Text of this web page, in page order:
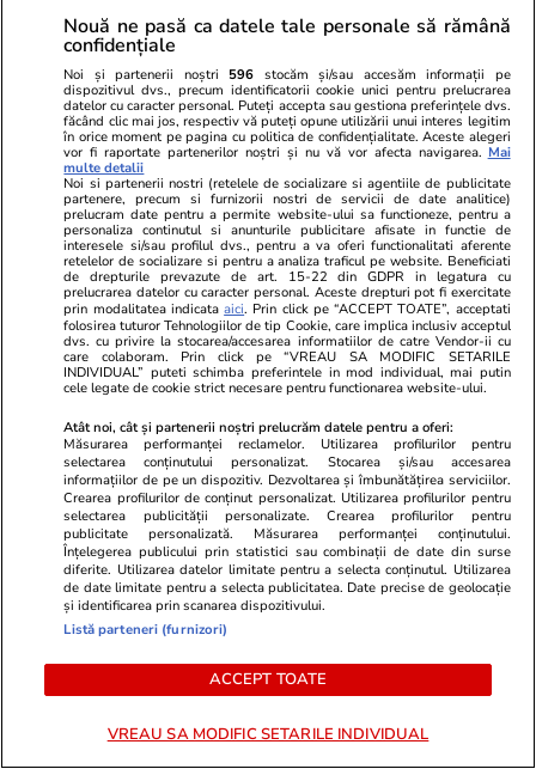
Wowbiz.ro
Doliu în Armata României. Pilotul
militar Mihai Vîrdol a murit în
urma unui grav accident de
motocicletă
Atentie!
deschide
Zodiile care
POLITIC
Analiză
Politică 30 iul.
Cum au ciopârțit aleșii noua
lege ANI. Ce a mai rămas din
transparența averilor
politicienilor
Analiză
Politică 30 iul.
Caracatița cu iz penal din
Agricultură. Rapida răzgândire
a ministrului Tanczos Barna
referitoare la suspendarea unor
șefi de instituții cercetați de
Nouă ne pasă ca datele tale personale să rămână
confidențiale
Noi și partenerii noștri 596 stocăm și/sau accesăm informații pe
dispozitivul dvs., precum identificatorii cookie unici pentru prelucrarea
datelor cu caracter personal. Puteți accepta sau gestiona preferințele dvs.
făcând clic mai jos, respectiv vă puteți opune utilizării unui interes legitim
în orice moment pe pagina cu politica de confidențialitate. Aceste alegeri
vor fi raportate partenerilor noștri și nu vă vor afecta navigarea. Mai
multe detalii
Noi si partenerii nostri (retelele de socializare si agentiile de publicitate
partenere, precum si furnizorii nostri de servicii de date analitice)
prelucram date pentru a permite website-ului sa functioneze, pentru a
personaliza continutul si anunturile publicitare afisate in functie de
interesele si/sau profilul dvs., pentru a va oferi functionalitati aferente
retelelor de socializare si pentru a analiza traficul pe website. Beneficiati
de drepturile prevazute de art. 15-22 din GDPR in legatura cu
prelucrarea datelor cu caracter personal. Aceste drepturi pot fi exercitate
prin modalitatea indicataaici. Prin click pe “ACCEPT TOATE”, acceptati
folosirea tuturor Tehnologiilor de tip Cookie, care implica inclusiv acceptul
dvs. cu privire la stocarea/accesarea informatiilor de catre Vendor-ii cu
care colaboram. Prin click pe “VREAU SA MODIFIC SETARILE
INDIVIDUAL” puteti schimba preferintele in mod individual, mai putin
cele legate de cookie strict necesare pentru functionarea website-ului.
Atât noi, cât și partenerii noștri prelucrăm datele pentru a oferi:
Măsurarea performanței reclamelor. Utilizarea profilurilor pentru
selectarea conținutului personalizat. Stocarea și/sau accesarea
informațiilor de pe un dispozitiv. Dezvoltarea și îmbunătățirea serviciilor.
Crearea profilurilor de conținut personalizat. Utilizarea profilurilor pentru
selectarea publicității personalizate. Crearea profilurilor pentru
publicitate personalizată. Măsurarea performanței conținutului.
Înțelegerea publicului prin statistici sau combinații de date din surse
diferite. Utilizarea datelor limitate pentru a selecta conținutul. Utilizarea
de date limitate pentru a selecta publicitatea. Date precise de geolocație
și identificarea prin scanarea dispozitivului.
Listă parteneri (furnizori)
ACCEPT TOATE
VREAU SA MODIFIC SETARILE INDIVIDUAL